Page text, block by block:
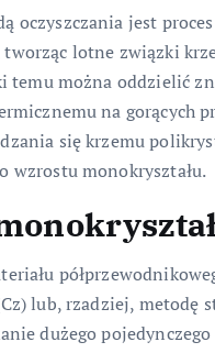
oczyszczania jest
lotne związki
temu można oddzielić
na gorących
się krzemu
wzrostu monokryształu.
lub, rzadziej, metodę
dużego